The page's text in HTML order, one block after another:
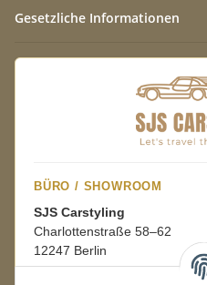
Gesetzliche Informationen
BÜRO / SHOWROOM
SJS Carstyling
Charlottenstraße 58–62
12247 Berlin